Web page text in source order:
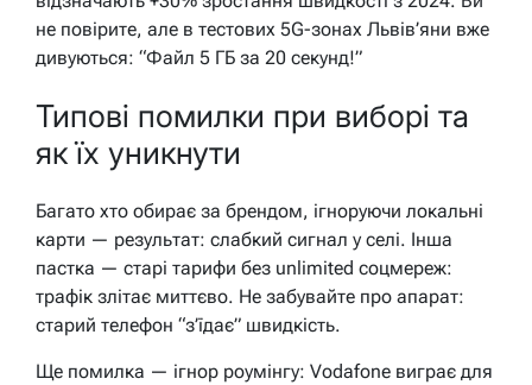
не повірите, але в тестових 5G-зонах Львів’яни вже
дивуються: “Файл 5 ГБ за 20 секунд!”
Типові помилки при виборі та
як їх уникнути
Багато хто обирає за брендом, ігноруючи локальні
карти — результат: слабкий сигнал у селі. Інша
пастка — старі тарифи без unlimited соцмереж:
трафік злітає миттєво. Не забувайте про апарат:
старий телефон “з’їдає” швидкість.
Ще помилка — ігнор роумінгу: Vodafone виграє для